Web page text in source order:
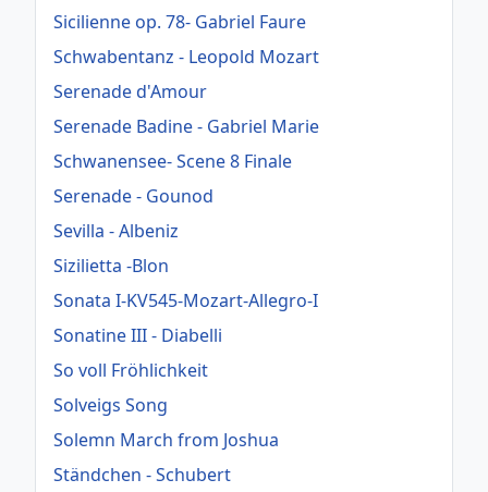
Sicilienne op. 78- Gabriel Faure
Schwabentanz - Leopold Mozart
Serenade d'Amour
Serenade Badine - Gabriel Marie
Schwanensee- Scene 8 Finale
Serenade - Gounod
Sevilla - Albeniz
Sizilietta -Blon
Sonata I-KV545-Mozart-Allegro-I
Sonatine III - Diabelli
So voll Fröhlichkeit
Solveigs Song
Solemn March from Joshua
Ständchen - Schubert